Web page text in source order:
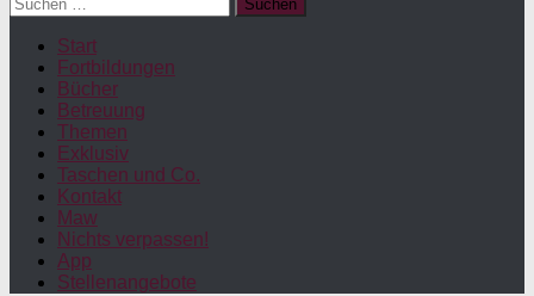
nach:
Start
Fortbildungen
Bücher
Betreuung
Themen
Exklusiv
Taschen und Co.
Kontakt
Maw
Nichts verpassen!
App
Stellenangebote